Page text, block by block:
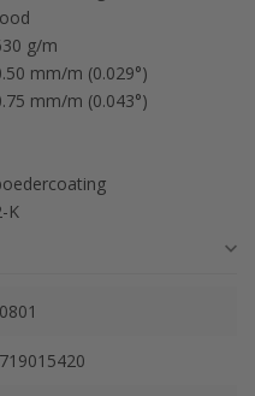
g/m
mm/m (0.029°)
mm/m (0.043°)
K